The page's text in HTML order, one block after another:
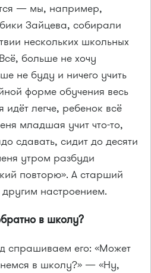
— мы, например,
Зайцева, собирали
нескольких школьных
больше не хочу
не буду и ничего учить
форме обучения весь
легче, ребенок всё
младшая учит что-то,
сдавать, сидит до десяти
утром разбуди
повторю». А старший
настроением.
в школу?
спрашиваем его: «Может
в школу?» — «Ну,